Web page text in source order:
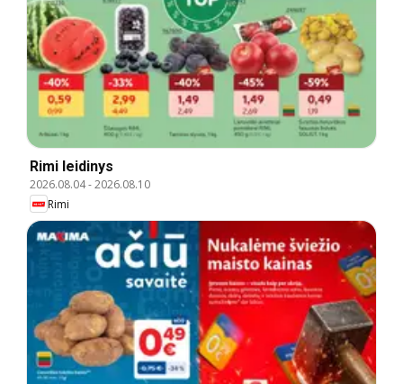
Rimi leidinys
2026.08.04-2026.08.10
Rimi